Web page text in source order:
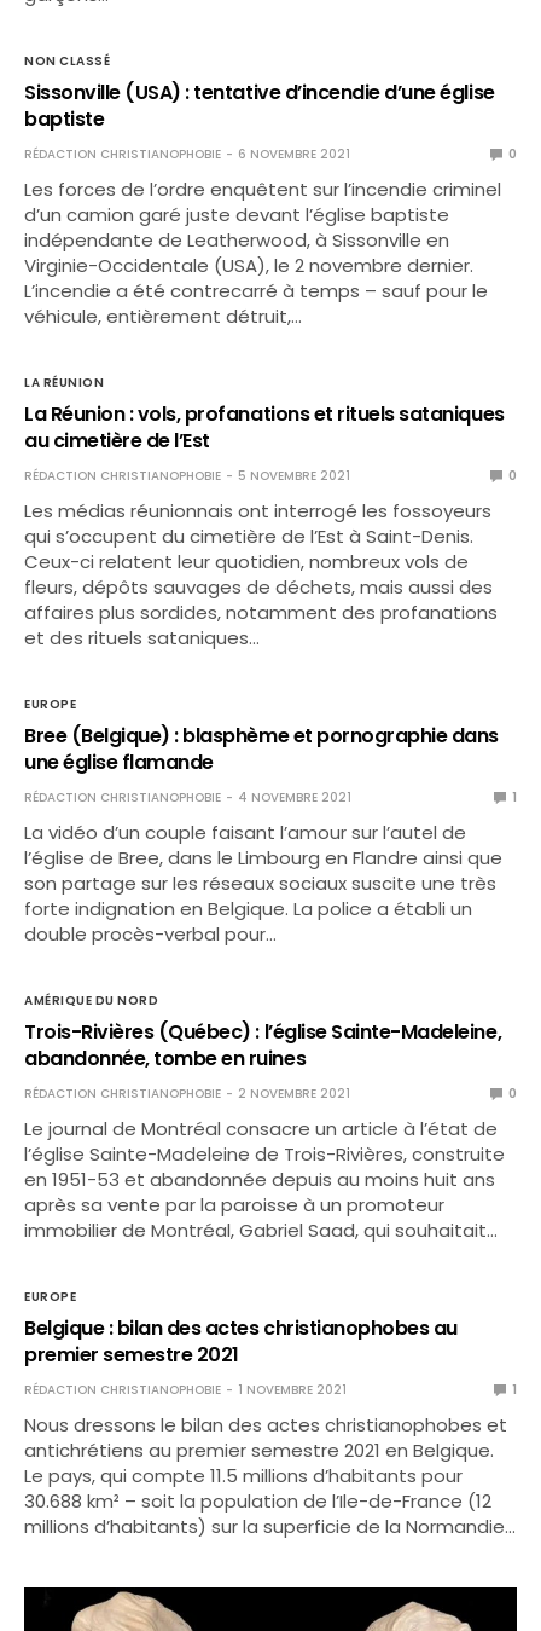
NON CLASSÉ
Sissonville (USA) : tentative d’incendie d’une église
baptiste
RÉDACTION CHRISTIANOPHOBIE 6 NOVEMBRE 2021 0
Les forces de l’ordre enquêtent sur l’incendie criminel
d’un camion garé juste devant l’église baptiste
indépendante de Leatherwood, à Sissonville en
Virginie-Occidentale (USA), le 2 novembre dernier.
L’incendie a été contrecarré à temps – sauf pour le
véhicule, entièrement détruit,…
LA RÉUNION
La Réunion : vols, profanations et rituels sataniques
au cimetière de l’Est
RÉDACTION CHRISTIANOPHOBIE 5 NOVEMBRE 2021 0
Les médias réunionnais ont interrogé les fossoyeurs
qui s’occupent du cimetière de l’Est à Saint-Denis.
Ceux-ci relatent leur quotidien, nombreux vols de
fleurs, dépôts sauvages de déchets, mais aussi des
affaires plus sordides, notamment des profanations
et des rituels sataniques…
EUROPE
Bree (Belgique) : blasphème et pornographie dans
une église flamande
RÉDACTION CHRISTIANOPHOBIE 4 NOVEMBRE 2021 1
La vidéo d’un couple faisant l’amour sur l’autel de
l’église de Bree, dans le Limbourg en Flandre ainsi que
son partage sur les réseaux sociaux suscite une très
forte indignation en Belgique. La police a établi un
double procès-verbal pour…
AMÉRIQUE DU NORD
Trois-Rivières (Québec) : l’église Sainte-Madeleine,
abandonnée, tombe en ruines
RÉDACTION CHRISTIANOPHOBIE 2 NOVEMBRE 2021 0
Le journal de Montréal consacre un article à l’état de
l’église Sainte-Madeleine de Trois-Rivières, construite
en 1951-53 et abandonnée depuis au moins huit ans
après sa vente par la paroisse à un promoteur
immobilier de Montréal, Gabriel Saad, qui souhaitait…
EUROPE
Belgique : bilan des actes christianophobes au
premier semestre 2021
RÉDACTION CHRISTIANOPHOBIE 1 NOVEMBRE 2021 1
Nous dressons le bilan des actes christianophobes et
antichrétiens au premier semestre 2021 en Belgique.
Le pays, qui compte 11.5 millions d’habitants pour
30.688 km² – soit la population de l’Ile-de-France (12
millions d’habitants) sur la superficie de la Normandie…